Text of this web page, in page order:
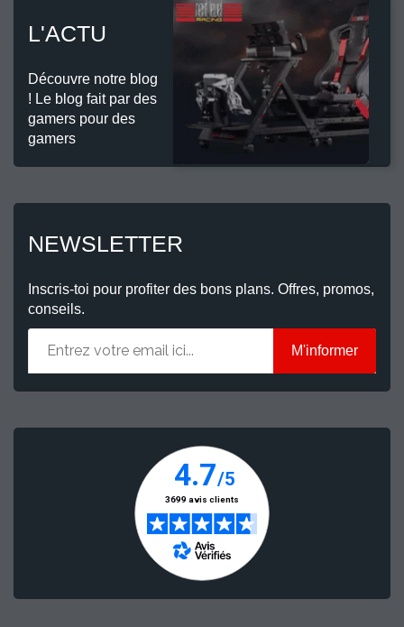
L'ACTU
Découvre notre blog
! Le blog fait par des
gamers pour des
gamers
NEWSLETTER
Inscris-toi pour profiter des bons plans. Offres, promos,
conseils.
M'informer